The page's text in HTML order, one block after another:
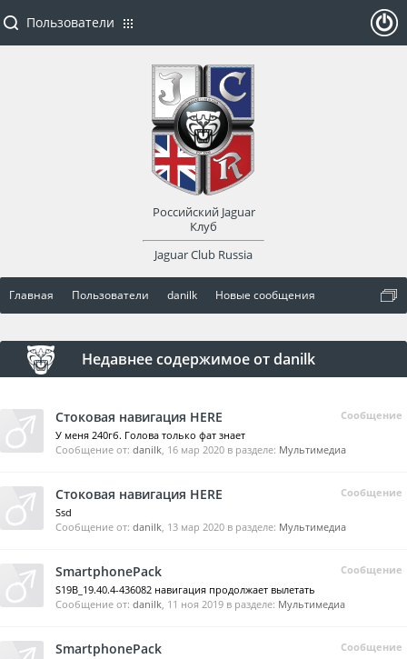
Главная Пользователи danilk Новые сообщения
Недавнее содержимое от danilk
Сообщение
Стоковая навигация HERE
У меня 240гб. Голова только фат знает
Сообщение от: danilk, 16 мар 2020 в разделе: Мультимедиа
Сообщение
Стоковая навигация HERE
Ssd
Сообщение от: danilk, 13 мар 2020 в разделе: Мультимедиа
Сообщение
SmartphonePack
S19B_19.40.4-436082 навигация продолжает вылетать
Сообщение от: danilk, 11 ноя 2019 в разделе: Мультимедиа
Сообщение
SmartphonePack
Пользователи
Российский Jaguar
Клуб
Jaguar Club Russia
оват